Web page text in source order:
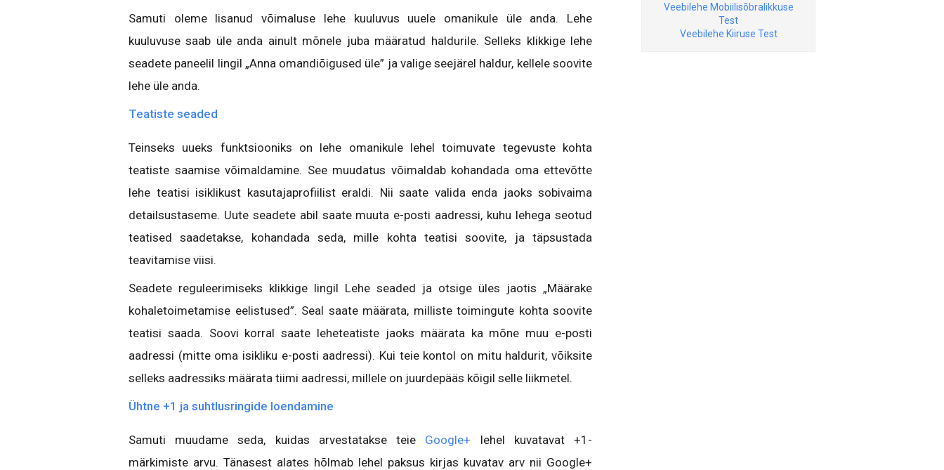
Samuti oleme lisanud võimaluse lehe kuuluvus uuele omanikule üle anda. Lehe
kuuluvuse saab üle anda ainult mõnele juba määratud haldurile. Selleks klikkige lehe
seadete paneelil lingil „Anna omandiõigused üle” ja valige seejärel haldur, kellele soovite
lehe üle anda.
Teatiste seaded
Teinseks uueks funktsiooniks on lehe omanikule lehel toimuvate tegevuste kohta
teatiste saamise võimaldamine. See muudatus võimaldab kohandada oma ettevõtte
lehe teatisi isiklikust kasutajaprofiilist eraldi. Nii saate valida enda jaoks sobivaima
detailsustaseme. Uute seadete abil saate muuta e-posti aadressi, kuhu lehega seotud
teatised saadetakse, kohandada seda, mille kohta teatisi soovite, ja täpsustada
teavitamise viisi.
Seadete reguleerimiseks klikkige lingil Lehe seaded ja otsige üles jaotis „Määrake
kohaletoimetamise eelistused”. Seal saate määrata, milliste toimingute kohta soovite
teatisi saada. Soovi korral saate leheteatiste jaoks määrata ka mõne muu e-posti
aadressi (mitte oma isikliku e-posti aadressi). Kui teie kontol on mitu haldurit, võiksite
selleks aadressiks määrata tiimi aadressi, millele on juurdepääs kõigil selle liikmetel.
Ühtne +1 ja suhtlusringide loendamine
Samuti muudame seda, kuidas arvestatakse teie Google+ lehel kuvatavat +1-
märkimiste arvu. Tänasest alates hõlmab lehel paksus kirjas kuvatav arv nii Google+
Veebilehe Mobiilisõbralikkuse
Test
Veebilehe Kiiruse Test